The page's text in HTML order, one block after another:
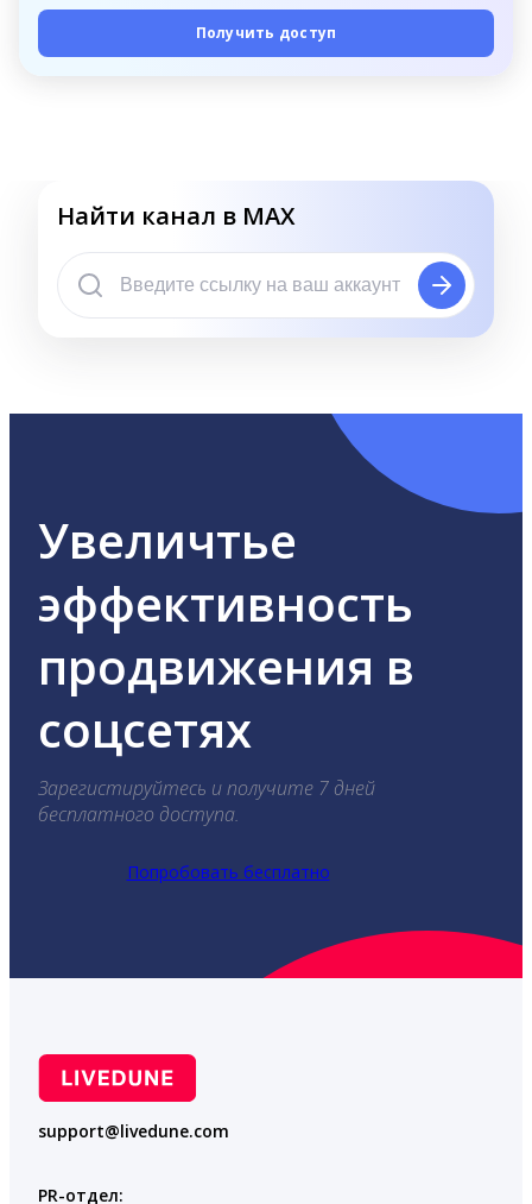
Получить доступ
Найти канал в MAX
Увеличтье
эффективность
продвижения в
соцсетях
Зарегистируйтесь и получите 7 дней
бесплатного доступа.
Попробовать бесплатно
support@livedune.com
PR-отдел: